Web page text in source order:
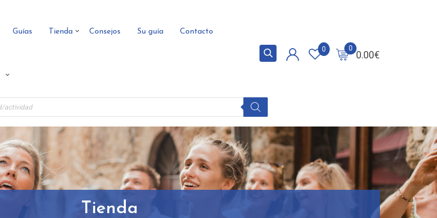
Guías Tienda Consejos Su guía Contacto
0.00€
0
0
Tienda